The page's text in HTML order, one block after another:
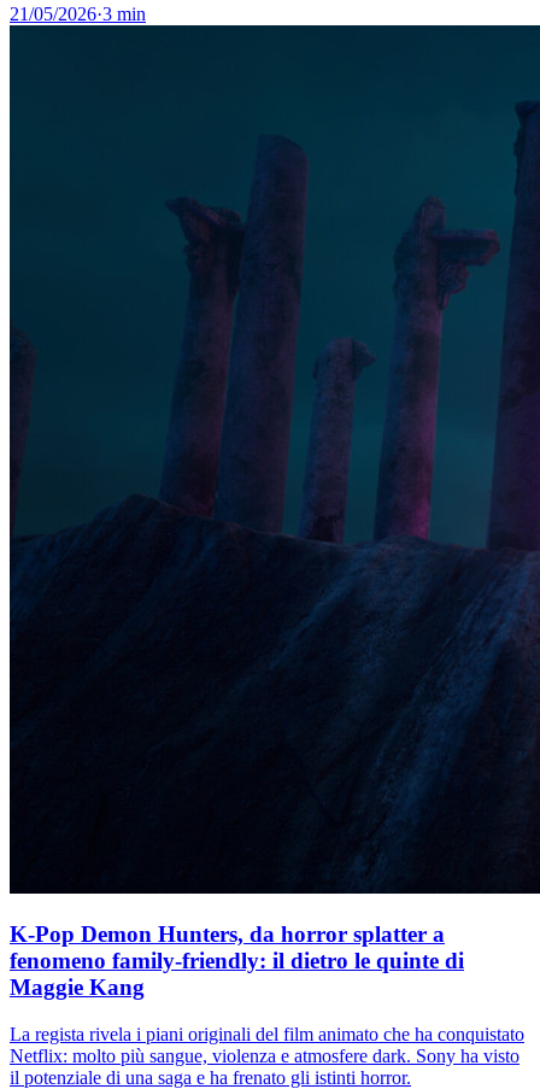
21/05/2026·3 min
K-Pop Demon Hunters, da horror splatter a
fenomeno family-friendly: il dietro le quinte di
Maggie Kang
La regista rivela i piani originali del film animato che ha conquistato
Netflix: molto più sangue, violenza e atmosfere dark. Sony ha visto
il potenziale di una saga e ha frenato gli istinti horror.